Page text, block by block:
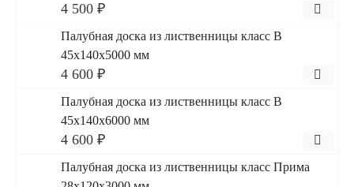
4 500 ₽
Палубная доска из лиственницы класс В
45x140x5000 мм
4 600 ₽
Палубная доска из лиственницы класс В
45x140x6000 мм
4 600 ₽
Палубная доска из лиственницы класс Прима